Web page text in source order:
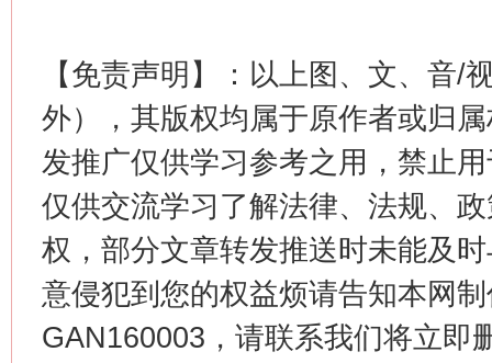
【免责声明】：以上图、文、音/
外），其版权均属于原作者或归
发推广仅供学习参考之用，禁止
仅供交流学习了解法律、法规、
权，部分文章转发推送时未能及
意侵犯到您的权益烦请告知本网
GAN160003，请联系我们将立即
“刷贴”乱象丛生
生